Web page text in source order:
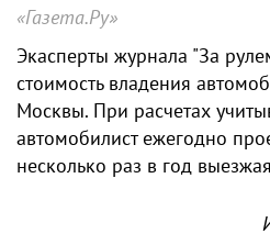
«Газета.Ру»
Экасперты журнала "За
стоимость владения
Москвы. При расчетах
автомобилист ежегодно
несколько раз в год